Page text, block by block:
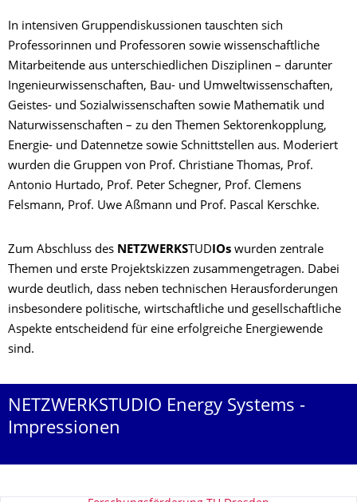
In intensiven Gruppendiskussionen tauschten sich
Professorinnen und Professoren sowie wissenschaftliche
Mitarbeitende aus unterschiedlichen Disziplinen – darunter
Ingenieurwissenschaften, Bau- und Umweltwissenschaften,
Geistes- und Sozialwissenschaften sowie Mathematik und
Naturwissenschaften – zu den Themen Sektorenkopplung,
Energie- und Datennetze sowie Schnittstellen aus. Moderiert
wurden die Gruppen von Prof. Christiane Thomas, Prof.
Antonio Hurtado, Prof. Peter Schegner, Prof. Clemens
Felsmann, Prof. Uwe Aßmann und Prof. Pascal Kerschke.
Zum Abschluss des NETZWERKS TUDIOs wurden zentrale
Themen und erste Projektskizzen zusammengetragen. Dabei
wurde deutlich, dass neben technischen Herausforderungen
insbesondere politische, wirtschaftliche und gesellschaftliche
Aspekte entscheidend für eine erfolgreiche Energiewende
sind.
NETZWERKSTUDIO Energy Systems -
Impressionen